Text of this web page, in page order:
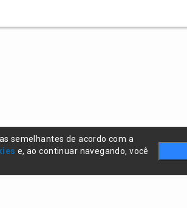
semelhantes de acordo com a
e, ao continuar navegando, você